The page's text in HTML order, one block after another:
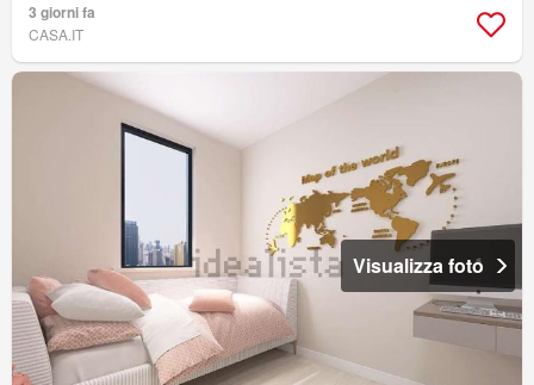
3 giorni fa
CASA.IT
Visualizza foto